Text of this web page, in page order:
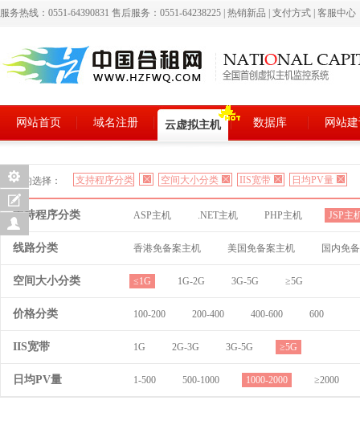
服务热线：0551-64390831 售后服务：0551-64238225 热销新品 支付方式 客服中心
网站首页 域名注册 云虚拟主机 数据库 网站
您的选择： 支持程序分类 空间大小分类 IIS宽带 日均PV量
支持程序分类 ASP主机 .NET主机 PHP主机 JSP主
线路分类 香港免备案主机 美国免备案主机 国内免
空间大小分类 ≤1G 1G-2G 3G-5G ≥5G
价格分类 100-200 200-400 400-600 600
IIS宽带 1G 2G-3G 3G-5G ≥5G
日均PV量 1-500 500-1000 1000-2000 ≥2000